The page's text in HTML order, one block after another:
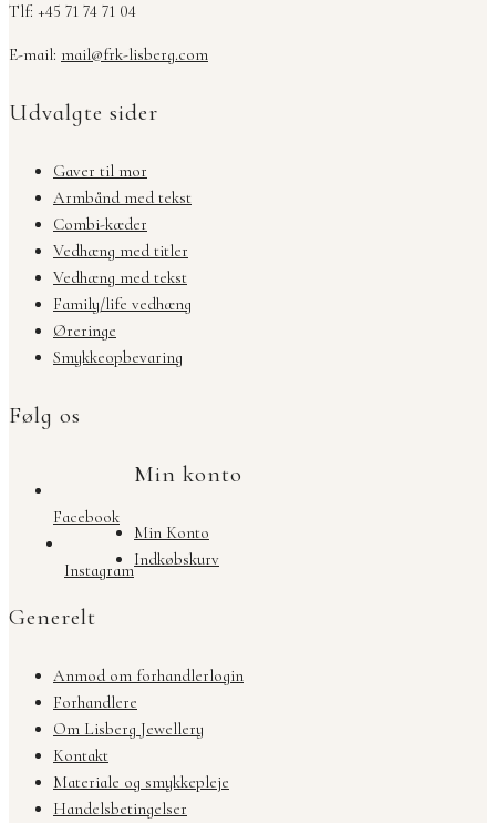
Tlf: +45 71 74 71 04
E-mail: mail@frk-lisberg.com
Udvalgte sider
Gaver til mor
Armbånd med tekst
Combi-kæder
Vedhæng med titler
Vedhæng med tekst
Family/life vedhæng
Øreringe
Smykkeopbevaring
Følg os
Facebook
Instagram
Min konto
Min Konto
Indkøbskurv
Generelt
Anmod om forhandlerlogin
Forhandlere
Om Lisberg Jewellery
Kontakt
Materiale og smykkepleje
Handelsbetingelser